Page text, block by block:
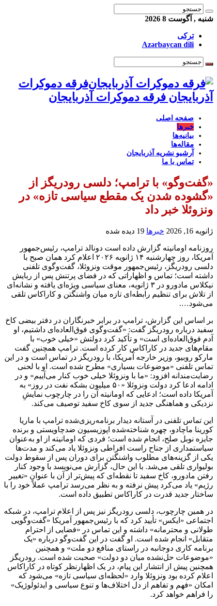
شنبه , آگوست 8 2026
ترکی
Azərbaycan dili
فرقه دموکرات
آذربایجان فرقه دموکرات آذربایجان
صفحه اصلی
خبرها
بیانیه‌ها
مقاله‌ها
آرشیو نشریه آذربایجان
تماس با ما
«گفت‌وگو» با ترامپ؛ دلسی رودریگز از
«گشوده شدن یک مقطع سیاسی تازه» در
ونزوئلا خبر داد
ژانویه 16, 2026 خبرها 19 دیده شده
روزنامه اومانیته گزارش داده است دونالد ترامپ، رئیس‌جمهور
آمریکا، روز چهارشنبه ۱۴ ژانویه ۲۰۲۶ اعلام کرد همان صبح با
دلسی رودریگز، رئیس‌جمهور موقت ونزوئلا، گفت‌وگوی تلفنی
داشته است؛ تماس و اظهاراتی که در فضای پرتنش پس از ربایش
نیکلاس مادورو در ۳ ژانویه، معنای سیاسی ویژه‌ای یافته و نشانه‌ای
از تلاش برای تنظیم رابطه‌ای تازه میان واشنگتن و کاراکاس تلقی
می‌شود….
بر اساس این گزارش، ترامپ در برابر خبرنگاران در دفتر بیضی کاخ
سفید درباره رودریگز گفت: «گفت‌وگوی فوق‌العاده‌ای داشتیم، او
آدم فوق‌العاده‌ای است» و تأکید کرد دولتش «خیلی خوب» با
مقام‌های جدید در کاراکاس کار کرده است. ترامپ همچنین گفت
مارکو روبیو، وزیر خارجه آمریکا، با رودریگز در تماس است و در این
تماس تلفنی «موضوعات بسیاری» مطرح شده است. او با لحنی
رضایت‌مندانه افزود: «ما با ونزوئلا خیلی خوب کنار می‌آییم» و در
ادامه ادعا کرد دولت ونزوئلا «۵۰ میلیون بشکه نفت در روز» به
آمریکا داده است؛ ادعایی که اومانیته آن را در چارچوب نمایشِ
نزدیکی و هماهنگی جدید از سوی کاخ سفید توصیف می‌کند.
این تماس تلفنی در آستانه دیدار برنامه‌ریزی‌شده ترامپ با ماریا
کورینا ماچادو، چهره شناخته‌شده اپوزیسیون ضدچاویستی و برنده
جایزه نوبل صلح، انجام شده است؛ فردی که اومانیته از او به‌عنوان
سیاستمداری از جناح راست افراطی ونزوئلا یاد می‌کند و مدت‌ها
یکی از گزینه‌های مطلوب واشنگتن برای دوران پس از سقوط دولت
بولیواری تلقی می‌شد. با این حال، گزارش می‌نویسد با وجود کنار
رفتن مادورو، کاخ سفید تا نقطه‌ای که پیش‌تر از آن با عنوان «تغییر
رژیم» یاد می‌کرد پیش نرفته و به نظر می‌رسد ترامپ عملاً خود را با
ساختار جدید قدرت در کاراکاس تطبیق داده است.
در همین چارچوب، دلسی رودریگز نیز پس از اعلام ترامپ، در شبکه
اجتماعی «ایکس» تأیید کرد که با رئیس‌جمهور آمریکا «گفت‌وگویی
طولانی و محترمانه» داشته و این تماس در «فضایی از احترام
متقابل» انجام شده است. او گفت در این گفت‌وگو درباره «یک
برنامه کاری دوجانبه در راستای منافع دو ملت» و همچنین
«موضوعات حل‌نشده میان دو دولت» صحبت شده است. رودریگز
همچنین پیش از انتشار این پیام، در یک اظهارنظر کوتاه در کاراکاس
اعلام کرده بود ونزوئلا وارد «لحظه‌ای سیاسی تازه» می‌شود که
امکان «فهم و تفاهم از دل اختلاف‌ها و تنوع سیاسی و ایدئولوژیک»
را فراهم خواهد کرد.